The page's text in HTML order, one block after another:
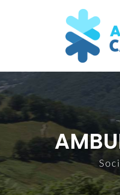
au
contenu
principal